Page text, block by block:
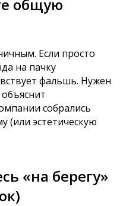
общую
Если просто
на пачку
фальшь. Нужен
собрались
(или эстетическую
«на берегу»